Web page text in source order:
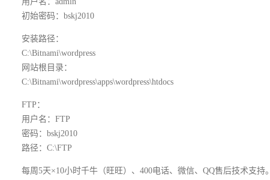
初始密码：bskj2010
安装路径：
C:\Bitnami\wordpress
网站根目录：
C:\Bitnami\wordpress\apps\wordpress\htdocs
FTP：
用户名：FTP
密码：bskj2010
路径：C:\FTP
每周5天×10小时千牛（旺旺）、400电话、微信、QQ售后技术支持。